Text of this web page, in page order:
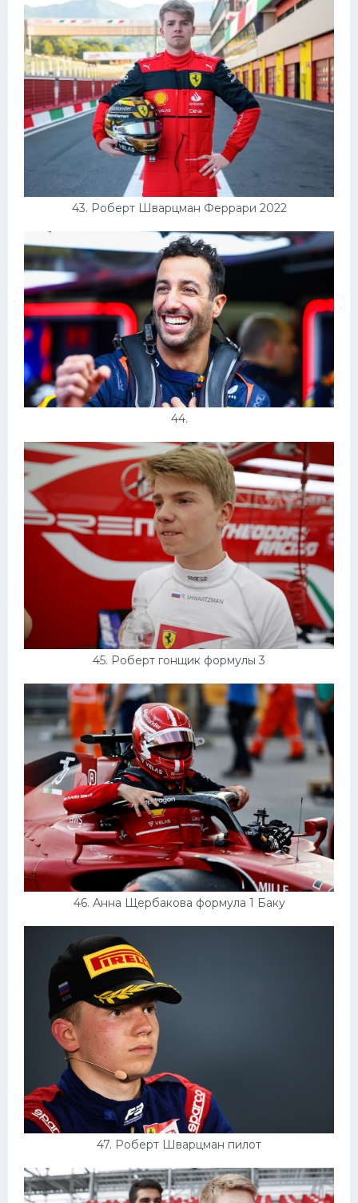
43. Роберт Шварцман Феррари 2022
44.
45. Роберт гонщик формулы 3
46. Анна Щербакова формула 1 Баку
47. Роберт Шварцман пилот